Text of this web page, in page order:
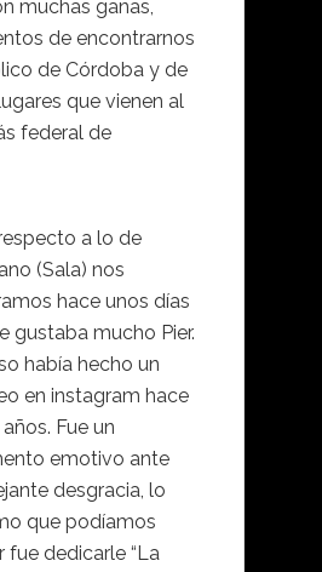
muchas ganas,
de encontrarnos
de Córdoba y de
que vienen al
federal de
a lo de
(Sala) nos
hace unos días
gustaba mucho Pier.
había hecho un
en instagram hace
Fue un
emotivo ante
desgracia, lo
que podíamos
fue dedicarle “La